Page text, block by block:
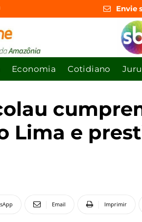
Envie
Economia Cotidiano
Lima e
Email Imprimir